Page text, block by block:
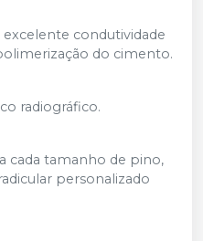
condutividade
do cimento.
radiográfico.
cada tamanho de pino,
personalizado